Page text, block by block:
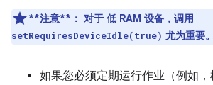
**注意**： 对于 低 RAM 设备，调用
setRequiresDeviceIdle(true) 尤为重要。
如果您必须定期运行作业（例如